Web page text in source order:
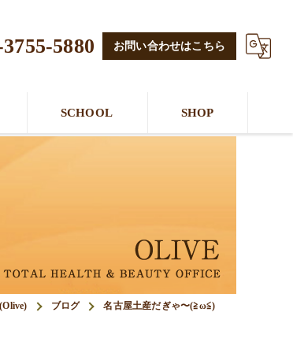
5880 お問い合わせはこちら
SCHOOL SHOP
ブログ 名古屋土産だぎゃ〜(≧ω≦)